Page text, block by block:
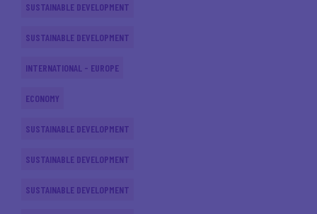
SUSTAINABLE DEVELOPMENT
SUSTAINABLE DEVELOPMENT
INTERNATIONAL - EUROPE
ECONOMY
SUSTAINABLE DEVELOPMENT
SUSTAINABLE DEVELOPMENT
SUSTAINABLE DEVELOPMENT